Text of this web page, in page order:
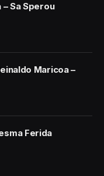
– Sa Sperou
Maricoa –
Ferida